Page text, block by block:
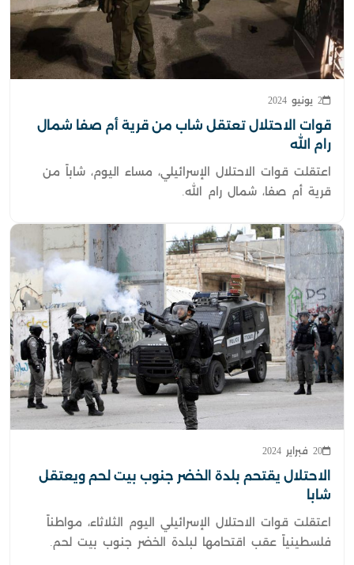
2 يونيو 2024
قوات الاحتلال تعتقل شاب من قرية أم صفا شمال
رام الله
اعتقلت قوات الاحتلال الإسرائيلي، مساء اليوم، شاباً من
قرية أم صفا، شمال رام الله.
20 فبراير 2024
الاحتلال يقتحم بلدة الخضر جنوب بيت لحم ويعتقل
شابا
اعتقلت قوات الاحتلال الإسرائيلي اليوم الثلاثاء، مواطناً
فلسطينياً عقب اقتحامها لبلدة الخضر جنوب بيت لحم.